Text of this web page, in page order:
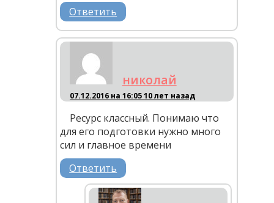
Ответить
николай
07.12.2016 на 16:0510 лет назад
Ресурс классный. Понимаю что
для его подготовки нужно много
сил и главное времени
Ответить